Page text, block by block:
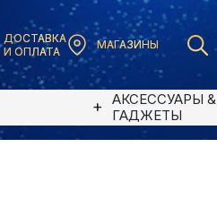
ДОСТАВКА
И ОПЛАТА
МАГАЗИНЫ
АКСЕССУАРЫ &
ГАДЖЕТЫ